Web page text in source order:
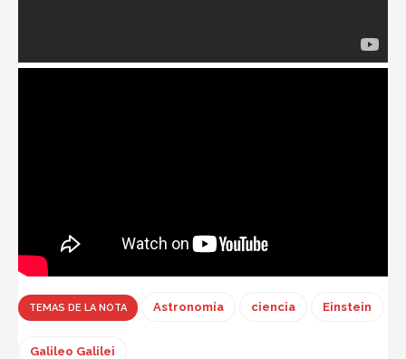
TEMAS DE LA NOTA Astronomía ciencia Einstein
Galileo Galilei